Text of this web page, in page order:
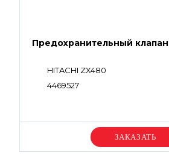
Предохранительный клапан
HITACHI ZX480
4469527
Уточняйте цену